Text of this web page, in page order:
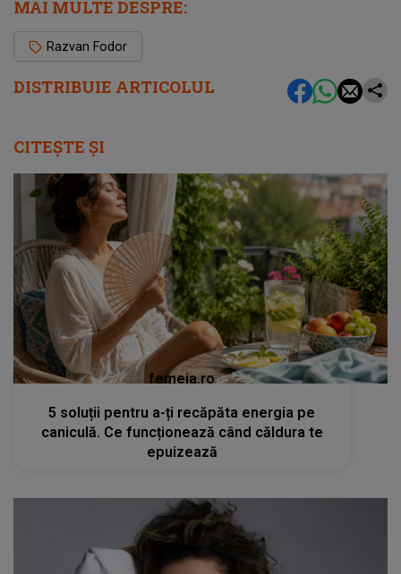
DISTRIBUIE ARTICOLUL
MAI MULTE DESPRE:
Razvan Fodor
CITEȘTE ȘI
femeia.ro
5 soluții pentru a-ți recăpăta energia pe
caniculă. Ce funcționează când căldura te
epuizează